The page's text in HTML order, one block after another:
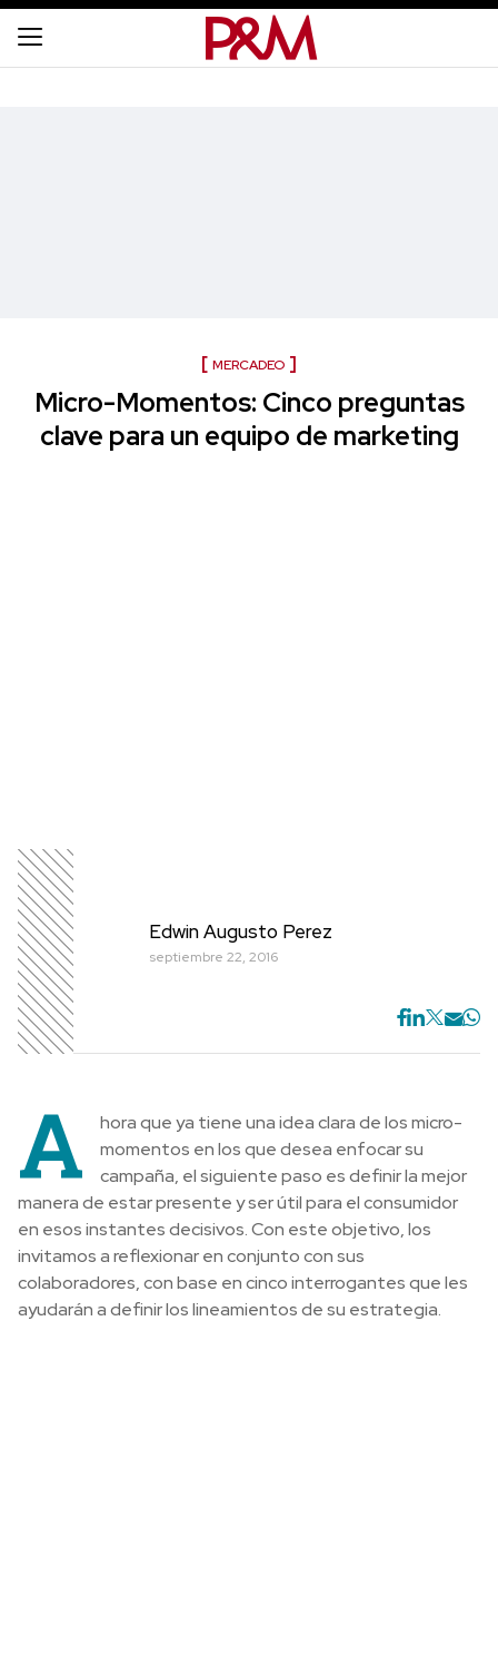
MERCADEO
Micro-Momentos: Cinco preguntas
clave para un equipo de marketing
Edwin Augusto Perez
septiembre 22, 2016
A
hora que ya tiene una idea clara de los micro-
momentos en los que desea enfocar su
campaña, el siguiente paso es definir la mejor
manera de estar presente y ser útil para el consumidor
en esos instantes decisivos. Con este objetivo, los
invitamos a reflexionar en conjunto con sus
colaboradores, con base en cinco interrogantes que les
ayudarán a definir los lineamientos de su estrategia.